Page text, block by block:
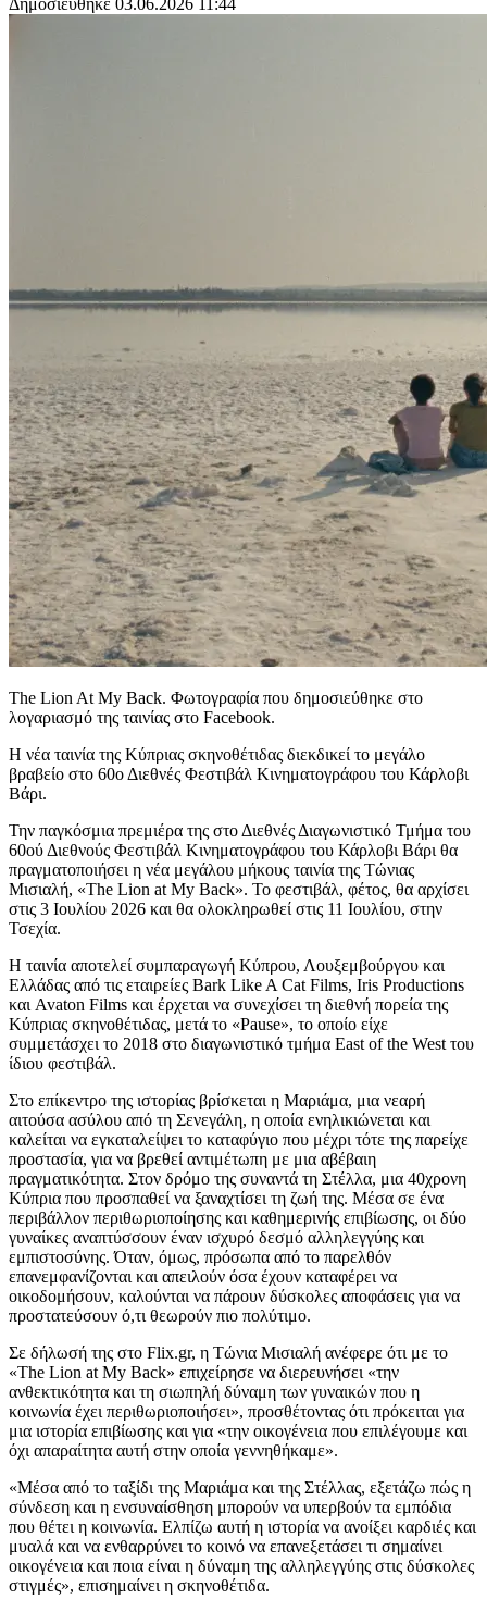
Δημοσιεύθηκε 03.06.2026 11:44
The Lion At My Back. Φωτογραφία που δημοσιεύθηκε στο
λογαριασμό της ταινίας στο Facebook.
Η νέα ταινία της Κύπριας σκηνοθέτιδας διεκδικεί το μεγάλο
βραβείο στο 60ο Διεθνές Φεστιβάλ Κινηματογράφου του Κάρλοβι
Βάρι.
Την παγκόσμια πρεμιέρα της στο Διεθνές Διαγωνιστικό Τμήμα του
60ού Διεθνούς Φεστιβάλ Κινηματογράφου του Κάρλοβι Βάρι θα
πραγματοποιήσει η νέα μεγάλου μήκους ταινία της Τώνιας
Μισιαλή, «The Lion at My Back». Το φεστιβάλ, φέτος, θα αρχίσει
στις 3 Ιουλίου 2026 και θα ολοκληρωθεί στις 11 Ιουλίου, στην
Τσεχία.
Η ταινία αποτελεί συμπαραγωγή Κύπρου, Λουξεμβούργου και
Ελλάδας από τις εταιρείες Bark Like A Cat Films, Iris Productions
και Avaton Films και έρχεται να συνεχίσει τη διεθνή πορεία της
Κύπριας σκηνοθέτιδας, μετά το «Pause», το οποίο είχε
συμμετάσχει το 2018 στο διαγωνιστικό τμήμα East of the West του
ίδιου φεστιβάλ.
Στο επίκεντρο της ιστορίας βρίσκεται η Μαριάμα, μια νεαρή
αιτούσα ασύλου από τη Σενεγάλη, η οποία ενηλικιώνεται και
καλείται να εγκαταλείψει το καταφύγιο που μέχρι τότε της παρείχε
προστασία, για να βρεθεί αντιμέτωπη με μια αβέβαιη
πραγματικότητα. Στον δρόμο της συναντά τη Στέλλα, μια 40χρονη
Κύπρια που προσπαθεί να ξαναχτίσει τη ζωή της. Μέσα σε ένα
περιβάλλον περιθωριοποίησης και καθημερινής επιβίωσης, οι δύο
γυναίκες αναπτύσσουν έναν ισχυρό δεσμό αλληλεγγύης και
εμπιστοσύνης. Όταν, όμως, πρόσωπα από το παρελθόν
επανεμφανίζονται και απειλούν όσα έχουν καταφέρει να
οικοδομήσουν, καλούνται να πάρουν δύσκολες αποφάσεις για να
προστατεύσουν ό,τι θεωρούν πιο πολύτιμο.
Σε δήλωσή της στο Flix.gr, η Τώνια Μισιαλή ανέφερε ότι με το
«The Lion at My Back» επιχείρησε να διερευνήσει «την
ανθεκτικότητα και τη σιωπηλή δύναμη των γυναικών που η
κοινωνία έχει περιθωριοποιήσει», προσθέτοντας ότι πρόκειται για
μια ιστορία επιβίωσης και για «την οικογένεια που επιλέγουμε και
όχι απαραίτητα αυτή στην οποία γεννηθήκαμε».
«Μέσα από το ταξίδι της Μαριάμα και της Στέλλας, εξετάζω πώς η
σύνδεση και η ενσυναίσθηση μπορούν να υπερβούν τα εμπόδια
που θέτει η κοινωνία. Ελπίζω αυτή η ιστορία να ανοίξει καρδιές και
μυαλά και να ενθαρρύνει το κοινό να επανεξετάσει τι σημαίνει
οικογένεια και ποια είναι η δύναμη της αλληλεγγύης στις δύσκολες
στιγμές», επισημαίνει η σκηνοθέτιδα.